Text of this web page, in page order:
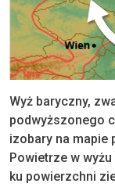
Wyż baryczny,
podwyższonego
izobary na mapie
Powietrze w
ku powierzchni